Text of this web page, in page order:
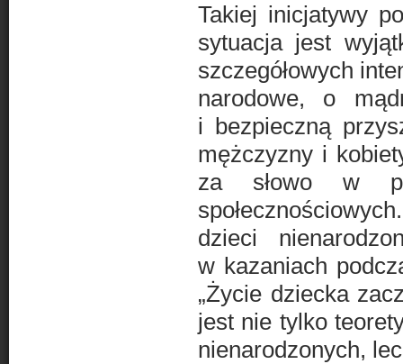
Takiej inicjatywy
sytuacja jest
szczegółowych
narodowe, o
i bezpieczną
mężczyzny i
za słowo w
dzieci
w kazaniach
„Życie dziecka
jest nie tylko
nienarodzonych,